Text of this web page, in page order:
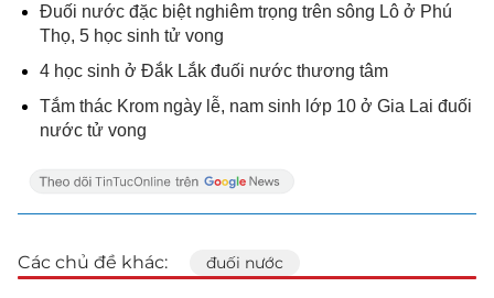
Đuối nước đặc biệt nghiêm trọng trên sông Lô ở Phú
Thọ, 5 học sinh tử vong
4 học sinh ở Đắk Lắk đuối nước thương tâm
Tắm thác Krom ngày lễ, nam sinh lớp 10 ở Gia Lai đuối
nước tử vong
Các chủ đề khác: đuối nước